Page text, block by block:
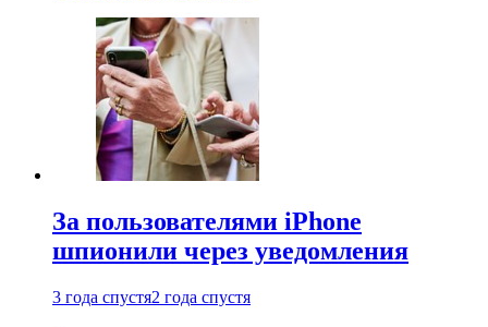
За пользователями iPhone
шпионили через уведомления
3 года спустя2 года спустя